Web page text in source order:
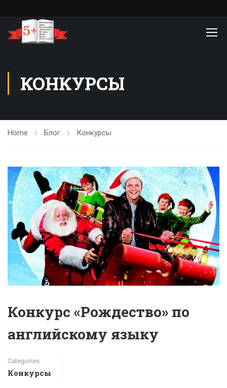
КОНКУРСЫ
Home Блог Конкурсы
Конкурс «Рождество» по
английскому языку
Categories
Конкурсы